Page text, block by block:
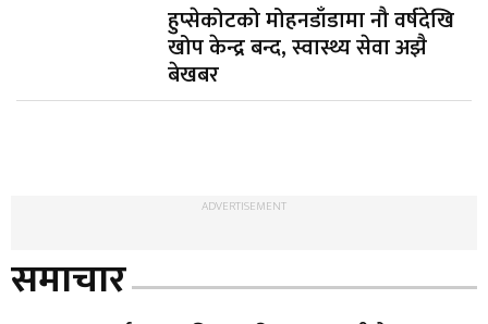
हुप्सेकोटको मोहनडाँडामा नौ वर्षदेखि
खोप केन्द्र बन्द, स्वास्थ्य सेवा अझै
बेखबर
ADVERTISEMENT
समाचार